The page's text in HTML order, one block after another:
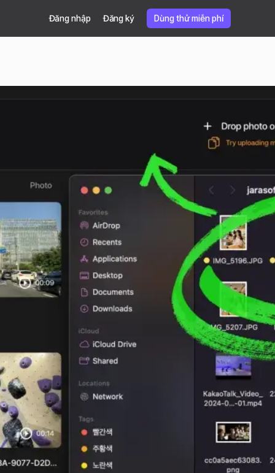
Đăng nhập Đăng ký Dùng thử miễn phí